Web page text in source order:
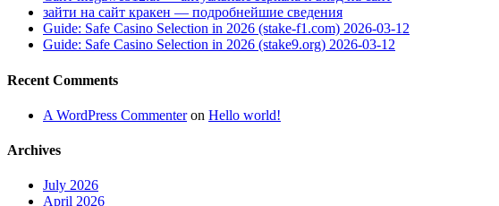
зайти на сайт кракен — подробнейшие сведения
Guide: Safe Casino Selection in 2026 (stake-f1.com) 2026-03-12
Guide: Safe Casino Selection in 2026 (stake9.org) 2026-03-12
Recent Comments
A WordPress Commenteron Hello world!
Archives
July 2026
April 2026